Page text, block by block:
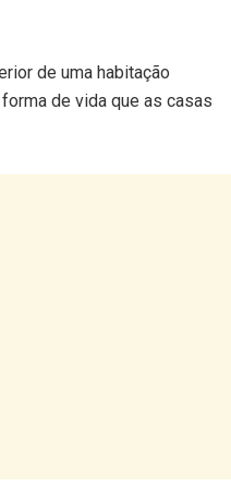
de uma habitação
a desenvolver para que